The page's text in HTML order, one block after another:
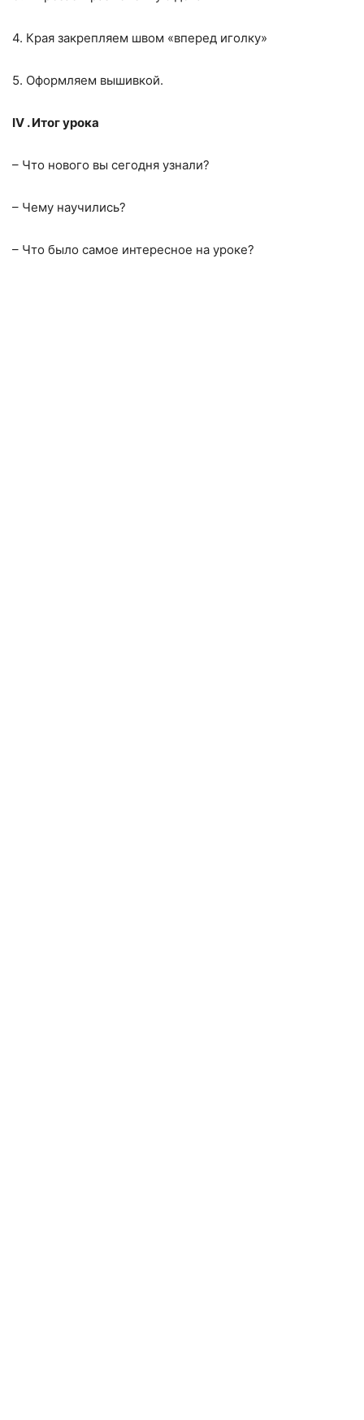
4. Края закрепляем швом «вперед иголку»
5. Оформляем вышивкой.
IV . Итог урока
– Что нового вы сегодня узнали?
– Чему научились?
– Что было самое интересное на уроке?